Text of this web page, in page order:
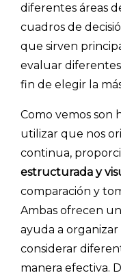
diferentes áreas
cuadros de
que sirven
evaluar
fin de elegir la
Como vemos son
utilizar que nos
continua,
estructurada y
comparación y
Ambas ofrecen
ayuda a
considerar
manera efectiva.